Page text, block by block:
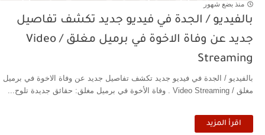
منذ بضع شهور
بالفيديو / الجدة في فيديو جديد تكشف تفاصيل
جديد عن وفاة الاخوة في برميل مغلق / Video
Streaming
بالفيديو / الجدة في فيديو جديد تكشف تفاصيل جديد عن وفاة الاخوة في برميل
مغلق / Video Streaming . وفاة الأخوة في برميل مغلق: حقائق جديدة تلوح...
اقرأ المزيد